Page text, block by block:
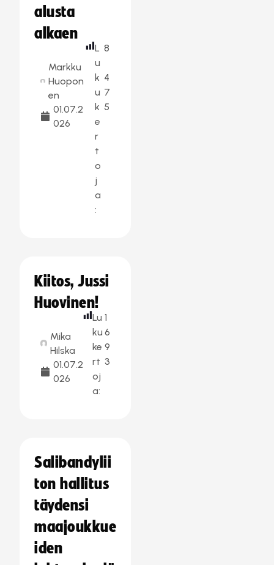
alusta
alkaen
Markku
Huopon
en
01.07.2
026
L
u
k
u
k
e
r
t
o
j
a
:
8
4
7
5
Kiitos, Jussi
Huovinen!
Mika
Hilska
01.07.2
026
Lu
ku
ke
rt
oj
a:
1
6
9
3
Salibandylii
ton hallitus
täydensi
maajoukkue
iden